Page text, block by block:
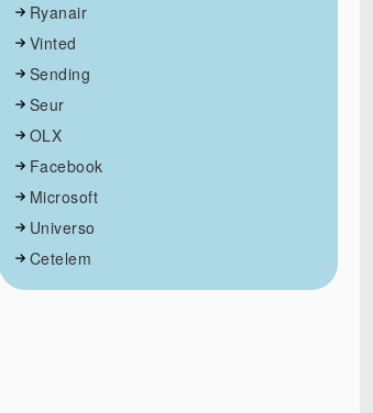
Ryanair
Vinted
Sending
Seur
OLX
Facebook
Microsoft
Universo
Cetelem